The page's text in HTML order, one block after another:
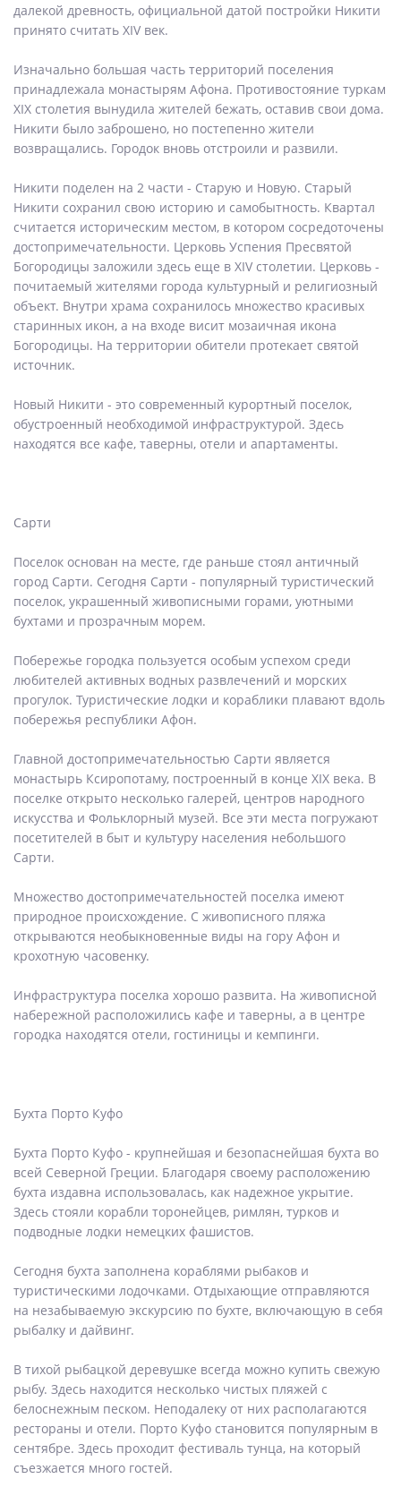
далекой древность, официальной датой постройки Никити
принято считать XIV век.
Изначально большая часть территорий поселения
принадлежала монастырям Афона. Противостояние туркам
XIX столетия вынудила жителей бежать, оставив свои дома.
Никити было заброшено, но постепенно жители
возвращались. Городок вновь отстроили и развили.
Никити поделен на 2 части - Старую и Новую. Старый
Никити сохранил свою историю и самобытность. Квартал
считается историческим местом, в котором сосредоточены
достопримечательности. Церковь Успения Пресвятой
Богородицы заложили здесь еще в XIV столетии. Церковь -
почитаемый жителями города культурный и религиозный
объект. Внутри храма сохранилось множество красивых
старинных икон, а на входе висит мозаичная икона
Богородицы. На территории обители протекает святой
источник.
Новый Никити - это современный курортный поселок,
обустроенный необходимой инфраструктурой. Здесь
находятся все кафе, таверны, отели и апартаменты.
Сарти
Поселок основан на месте, где раньше стоял античный
город Сарти. Сегодня Сарти - популярный туристический
поселок, украшенный живописными горами, уютными
бухтами и прозрачным морем.
Побережье городка пользуется особым успехом среди
любителей активных водных развлечений и морских
прогулок. Туристические лодки и кораблики плавают вдоль
побережья республики Афон.
Главной достопримечательностью Сарти является
монастырь Ксиропотаму, построенный в конце XIX века. В
поселке открыто несколько галерей, центров народного
искусства и Фольклорный музей. Все эти места погружают
посетителей в быт и культуру населения небольшого
Сарти.
Множество достопримечательностей поселка имеют
природное происхождение. С живописного пляжа
открываются необыкновенные виды на гору Афон и
крохотную часовенку.
Инфраструктура поселка хорошо развита. На живописной
набережной расположились кафе и таверны, а в центре
городка находятся отели, гостиницы и кемпинги.
Бухта Порто Куфо
Бухта Порто Куфо - крупнейшая и безопаснейшая бухта во
всей Северной Греции. Благодаря своему расположению
бухта издавна использовалась, как надежное укрытие.
Здесь стояли корабли торонейцев, римлян, турков и
подводные лодки немецких фашистов.
Сегодня бухта заполнена кораблями рыбаков и
туристическими лодочками. Отдыхающие отправляются
на незабываемую экскурсию по бухте, включающую в себя
рыбалку и дайвинг.
В тихой рыбацкой деревушке всегда можно купить свежую
рыбу. Здесь находится несколько чистых пляжей с
белоснежным песком. Неподалеку от них располагаются
рестораны и отели. Порто Куфо становится популярным в
сентябре. Здесь проходит фестиваль тунца, на который
съезжается много гостей.